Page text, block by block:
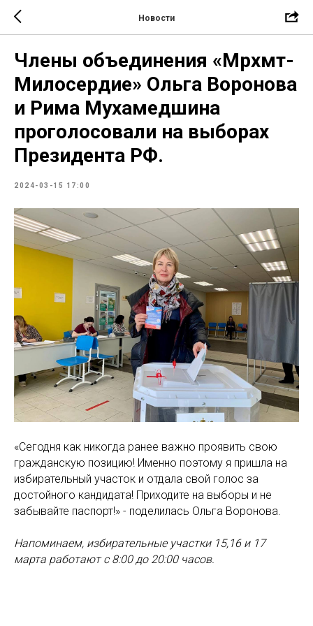
Новости
Члены объединения «Мәрхәмәт-
Милосердие» Ольга Воронова
и Рима Мухамедшина
проголосовали на выборах
Президента РФ.
2024-03-15 17:00
«Сегодня как никогда ранее важно проявить свою
гражданскую позицию! Именно поэтому я пришла на
избирательный участок и отдала свой голос за
достойного кандидата! Приходите на выборы и не
забывайте паспорт!» - поделилась Ольга Воронова.
Напоминаем, избирательные участки 15,16 и 17
марта работают с 8:00 до 20:00 часов.